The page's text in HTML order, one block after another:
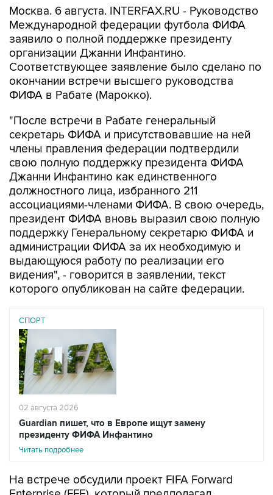
Москва. 6 августа. INTERFAX.RU - Руководство
Международной федерации футбола ФИФА
заявило о полной поддержке президенту
организации Джанни Инфантино.
Соответствующее заявление было сделано по
окончании встречи высшего руководства
ФИФА в Рабате (Марокко).
"После встречи в Рабате генеральный
секретарь ФИФА и присутствовавшие на ней
члены правления федерации подтвердили
свою полную поддержку президента ФИФА
Джанни Инфантино как единственного
должностного лица, избранного 211
ассоциациями-членами ФИФА. В свою очередь,
президент ФИФА вновь выразил свою полную
поддержку Генеральному секретарю ФИФА и
администрации ФИФА за их необходимую и
выдающуюся работу по реализации его
видения", - говорится в заявлении, текст
которого опубликован на сайте федерации.
СПОРТ
02 августа 2026
Guardian пишет, что в Европе ищут замену
президенту ФИФА Инфантино
Читать подробнее
На встрече обсудили проект FIFA Forward